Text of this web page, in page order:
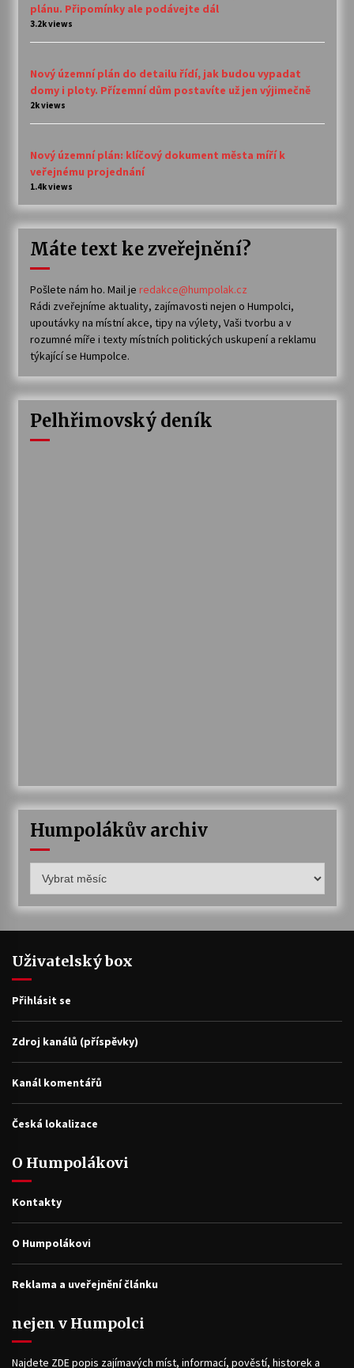
plánu. Připomínky ale podávejte dál
3.2k views
Nový územní plán do detailu řídí, jak budou vypadat
domy i ploty. Přízemní dům postavíte už jen výjimečně
2k views
Nový územní plán: klíčový dokument města míří k
veřejnému projednání
1.4k views
Máte text ke zveřejnění?
Pošlete nám ho. Mail je redakce@humpolak.cz
Rádi zveřejníme aktuality, zajímavosti nejen o Humpolci,
upoutávky na místní akce, tipy na výlety, Vaši tvorbu a v
rozumné míře i texty místních politických uskupení a reklamu
týkající se Humpolce.
Pelhřimovský deník
Humpolákův archiv
archiv
Uživatelský box
Přihlásit se
Zdroj kanálů (příspěvky)
Kanál komentářů
Česká lokalizace
O Humpolákovi
Kontakty
O Humpolákovi
Reklama a uveřejnění článku
nejen v Humpolci
Najdete ZDE popis zajímavých míst, informací, pověstí, historek a